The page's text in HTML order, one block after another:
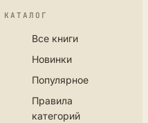
КАТАЛОГ
Все книги
Новинки
Популярное
Правила
категорий